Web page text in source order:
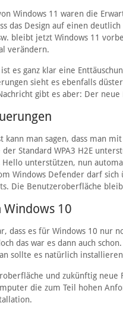
Windows 11 waren die
das Design auf einen
bleibt jetzt Windows 11
verändern.
es ganz klar eine
sieht es ebenfalls
gibt es aber: Der
kann man sagen, dass man
Standard WPA3 H2E
Hello unterstützen, nun
Windows Defender darf
Die Benutzeroberfläche
Windows 10
dass es für Windows 10 nur
das war es dann auch
sollte es natürlich
und zukünftig
die zum Teil hohen